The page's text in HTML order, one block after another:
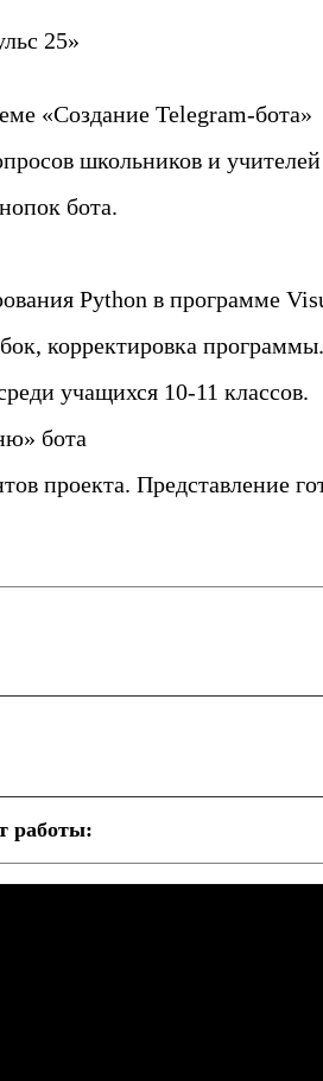
25»
«Создание Telegram-бота»
школьников и
бота.
Python в программе
корректировка программы.
учащихся 10-11 классов.
бота
проекта. Представление
работы: